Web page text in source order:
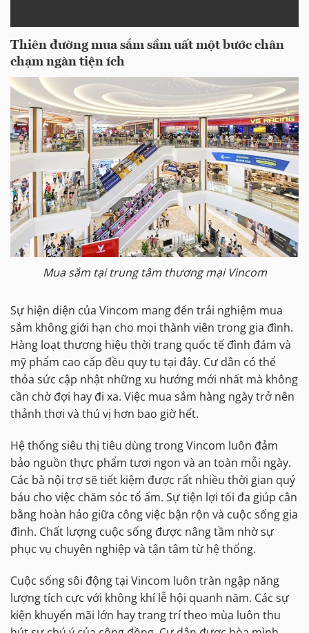
Thiên đường mua sắm sầm uất một bước chân
chạm ngàn tiện ích
Mua sắm tại trung tâm thương mại Vincom
Sự hiện diện của Vincom mang đến trải nghiệm mua
sắm không giới hạn cho mọi thành viên trong gia đình.
Hàng loạt thương hiệu thời trang quốc tế đình đám và
mỹ phẩm cao cấp đều quy tụ tại đây. Cư dân có thể
thỏa sức cập nhật những xu hướng mới nhất mà không
cần chờ đợi hay đi xa. Việc mua sắm hàng ngày trở nên
thảnh thơi và thú vị hơn bao giờ hết.
Hệ thống siêu thị tiêu dùng trong Vincom luôn đảm
bảo nguồn thực phẩm tươi ngon và an toàn mỗi ngày.
Các bà nội trợ sẽ tiết kiệm được rất nhiều thời gian quý
báu cho việc chăm sóc tổ ấm. Sự tiện lợi tối đa giúp cân
bằng hoàn hảo giữa công việc bận rộn và cuộc sống gia
đình. Chất lượng cuộc sống được nâng tầm nhờ sự
phục vụ chuyên nghiệp và tận tâm từ hệ thống.
Cuộc sống sôi động tại Vincom luôn tràn ngập năng
lượng tích cực với không khí lễ hội quanh năm. Các sự
kiện khuyến mãi lớn hay trang trí theo mùa luôn thu